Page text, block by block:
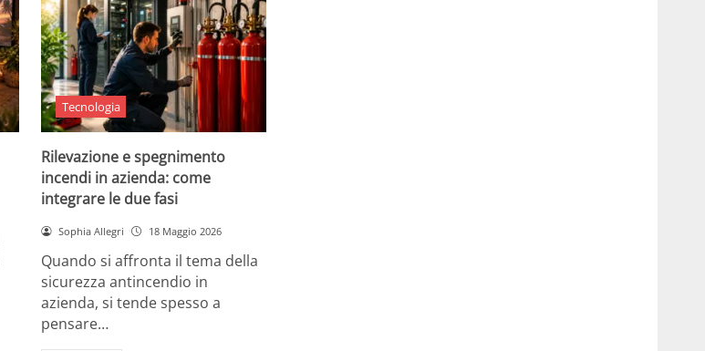
Tecnologia
Rilevazione e spegnimento
incendi in azienda: come
integrare le due fasi
Sophia Allegri 18 Maggio 2026
Quando si affronta il tema della
sicurezza antincendio in
azienda, si tende spesso a
pensare…